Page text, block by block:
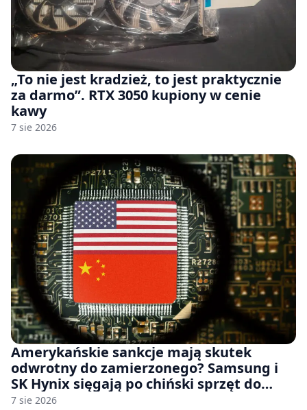
„To nie jest kradzież, to jest praktycznie
za darmo”. RTX 3050 kupiony w cenie
kawy
7 sie 2026
Amerykańskie sankcje mają skutek
odwrotny do zamierzonego? Samsung i
SK Hynix sięgają po chiński sprzęt do
fabryk chipów
7 sie 2026